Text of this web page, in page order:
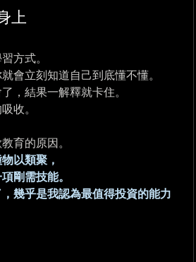
上
方式。
會立刻知道自己到底懂不懂。
，結果一解釋就卡住。
收。
育的原因。
以類聚，
剛需技能。
幾乎是我認為最值得投資的能力